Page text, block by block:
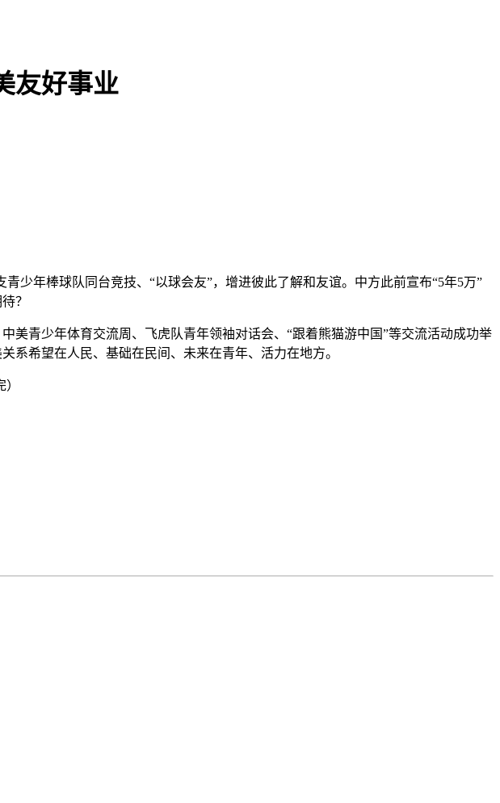
友好事业
年棒球队同台竞技、“以球会友”，增进彼此了解和友谊。中方此前宣布“5年5万”
？
青少年体育交流周、飞虎队青年领袖对话会、“跟着熊猫游中国”等交流活动成功举
系希望在人民、基础在民间、未来在青年、活力在地方。